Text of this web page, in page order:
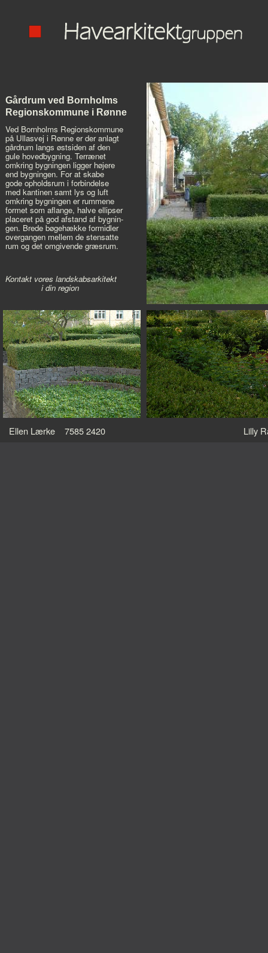
Gårdrum ved Bornholms
Regionskommune i Rønne
Ved Bornholms Regionskommune
på Ullasvej i Rønne er der anlagt
gårdrum langs østsiden af den
gule hovedbygning. Terrænet
omkring bygningen ligger højere
end bygningen. For at skabe
gode opholdsrum i forbindelse
med kantinen samt lys og luft
omkring bygningen er rummene
formet som aflange, halve ellipser
placeret på god afstand af bygnin-
gen. Brede bøgehække formidler
overgangen mellem de stensatte
rum og det omgivende græsrum.
Kontakt vores landskabsarkitekt
i din region
Ellen Lærke 7585 2420 Lilly